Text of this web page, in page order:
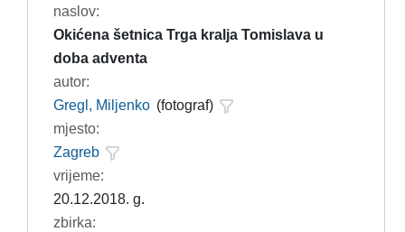
naslov:
Okićena šetnica Trga kralja Tomislava u
doba adventa
autor:
Gregl, Miljenko (fotograf)
mjesto:
Zagreb
vrijeme:
20.12.2018. g.
zbirka: